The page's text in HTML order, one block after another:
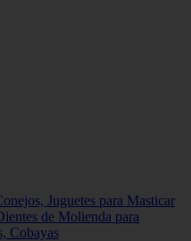
Juguetes para Masticar
de Molienda para
Cobayas